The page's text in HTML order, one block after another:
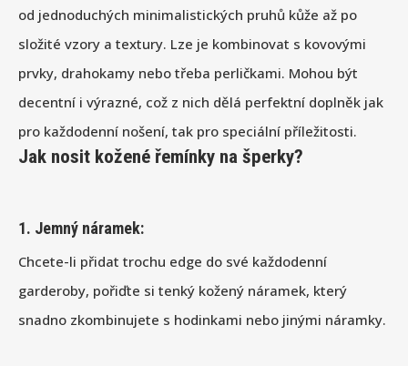
od jednoduchých minimalistických pruhů kůže až po
složité vzory a textury. Lze je kombinovat s kovovými
prvky, drahokamy nebo třeba perličkami. Mohou být
decentní i výrazné, což z nich dělá perfektní doplněk jak
pro každodenní nošení, tak pro speciální příležitosti.
Jak nosit kožené řemínky na šperky?
1. Jemný náramek:
Chcete-li přidat trochu edge do své každodenní
garderoby, pořiďte si tenký kožený náramek, který
snadno zkombinujete s hodinkami nebo jinými náramky.